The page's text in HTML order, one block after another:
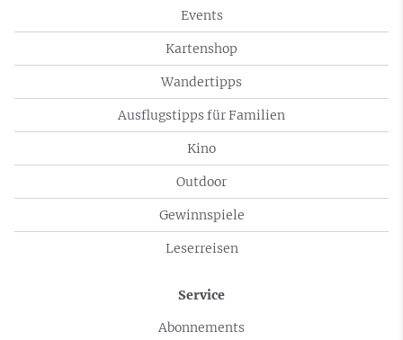
Events
Kartenshop
Wandertipps
Ausflugstipps für Familien
Kino
Outdoor
Gewinnspiele
Leserreisen
Service
Abonnements